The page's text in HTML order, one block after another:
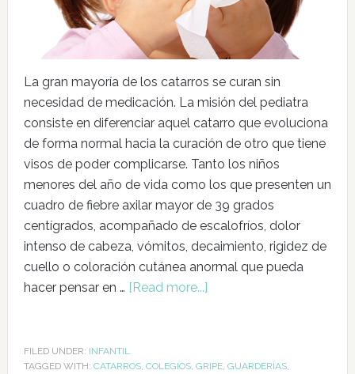
La gran mayoría de los catarros se curan sin
necesidad de medicación. La misión del pediatra
consiste en diferenciar aquel catarro que evoluciona
de forma normal hacia la curación de otro que tiene
visos de poder complicarse. Tanto los niños
menores del año de vida como los que presenten un
cuadro de fiebre axilar mayor de 39 grados
centígrados, acompañado de escalofríos, dolor
intenso de cabeza, vómitos, decaimiento, rigidez de
cuello o coloración cutánea anormal que pueda
hacer pensar en … [Read more...]
FILED UNDER: INFANTIL
TAGGED WITH: CATARROS, COLEGIOS, GRIPE, GUARDERÍAS,